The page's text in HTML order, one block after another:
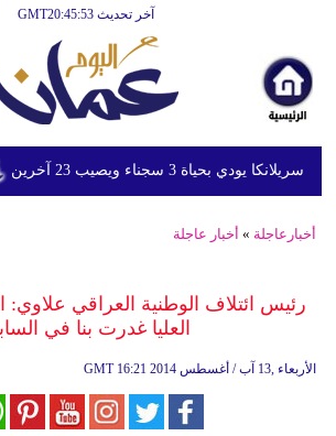
آخر تحديث GMT20:45:53
بحياة 3 سجناء ويصيب 23 آخرين
أخبارعاجلة » أخبار عاجلة
رئيس ائتلاف الوطنية العراقي علاوي:
العليا غدرت بنا في
GMT 16:21 2014 الأربعاء ,13 آب / أغسطس